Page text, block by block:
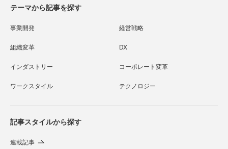
テーマから記事を探す
事業開発 経営戦略
組織変革 DX
インダストリー コーポレート変革
ワークスタイル テクノロジー
記事スタイルから探す
連載記事